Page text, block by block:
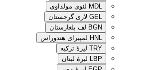
MDL لئوی مولداوی
GEL لاری گرجستان
BGN لف بلغارستان
HNL لمپیرای هندوراس
TRY لیرهٔ ترکیه
LBP لیرهٔ لبنان